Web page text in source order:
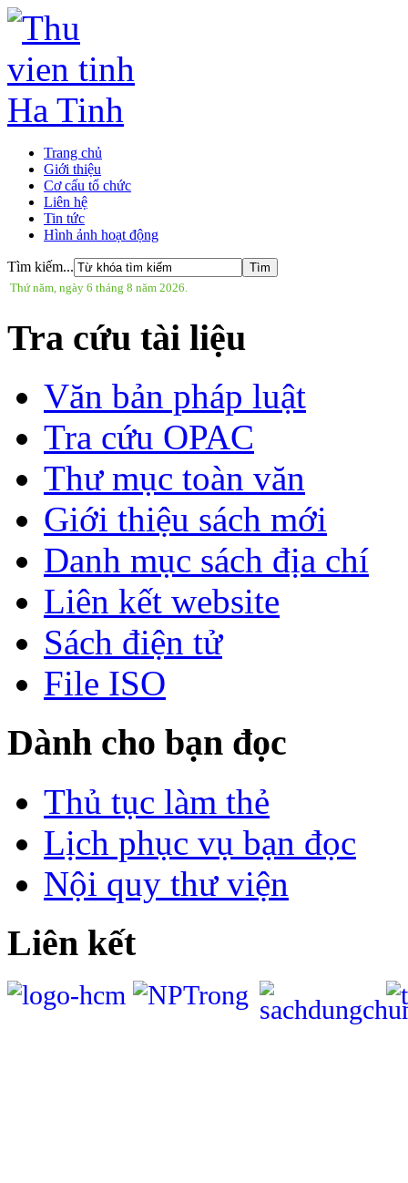
Trang chủ
Giới thiệu
Cơ cấu tổ chức
Liên hệ
Tin tức
Hình ảnh hoạt động
Tìm kiếm...
Thứ năm, ngày 6 tháng 8 năm 2026.
Tra cứu tài liệu
Văn bản pháp luật
Tra cứu OPAC
Thư mục toàn văn
Giới thiệu sách mới
Danh mục sách địa chí
Liên kết website
Sách điện tử
File ISO
Dành cho bạn đọc
Thủ tục làm thẻ
Lịch phục vụ bạn đọc
Nội quy thư viện
Liên kết